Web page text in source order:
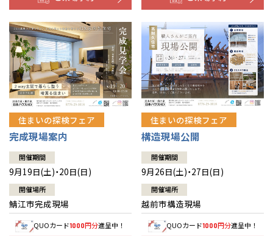
住まいの探検フェア
完成現場案内
開催期間
9月19日(土)・20日(日)
開催場所
鯖江市完成現場
QUOカード1000円分進呈中！
住まいの探検フェア
構造現場公開
開催期間
9月26日(土)・27日(日)
開催場所
越前市構造現場
QUOカード1000円分進呈中！